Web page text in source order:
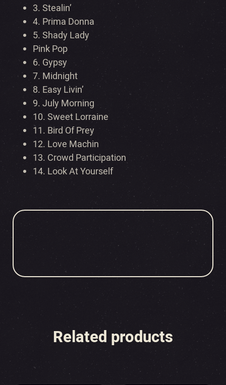
3. Stealin’
4. Prima Donna
5. Shady Lady
Pink Pop
6. Gypsy
7. Midnight
8. Easy Livin’
9. July Morning
10. Sweet Lorraine
11. Bird Of Prey
12. Love Machin
13. Crowd Participation
14. Look At Yourself
Related products